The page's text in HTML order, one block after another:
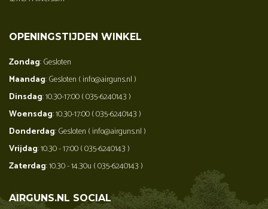
OPENINGSTIJDEN WINKEL
Zondag: Gesloten
Maandag: Gesloten ( info@airguns.nl )
Dinsdag: 10.30-17:00 ( 035-6240143 )
Woensdag: 10.30-17:00 ( 035-6240143 )
Donderdag: Gesloten ( info@airguns.nl )
Vrijdag: 10.30 - 17:00 ( 035-6240143 )
Zaterdag: 10.30 - 14.30u ( 035-6240143 )
AIRGUNS.NL SOCIAL